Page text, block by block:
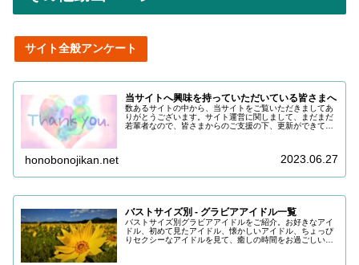
サイト全般アンケート
当サイトへ興味を持っていただいている皆さまへ
数あるサイトの中から、当サイトをご覧いただきましてあ
りがとうございます。サイト運営に関しまして、まだまだ
若輩者なので、皆さまからのご支援の下、更新ができてい
honobonojikan.net 2023.06.27
バストサイズ別 - グラビアアイドル一覧
バストサイズ別グラビアアイドルをご紹介。お好きなアイ
ドル、初めて見たアイドル、懐かしいアイドル、ちょっぴ
りセクシーなアイドルを見て、癒しの時間をお過ごしいた